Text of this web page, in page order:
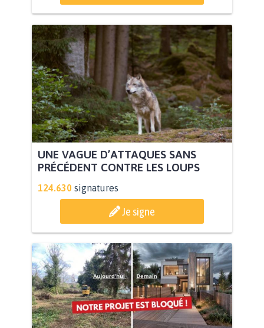
UNE VAGUE D’ATTAQUES SANS
PRÉCÉDENT CONTRE LES LOUPS
124.630 signatures
Je signe